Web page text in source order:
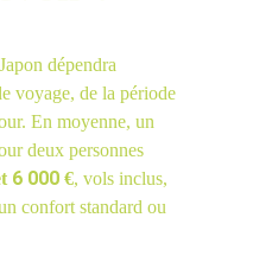
dépendra
voyage, de la période
En moyenne, un
deux personnes
6 000 €, vols inclus,
confort standard ou